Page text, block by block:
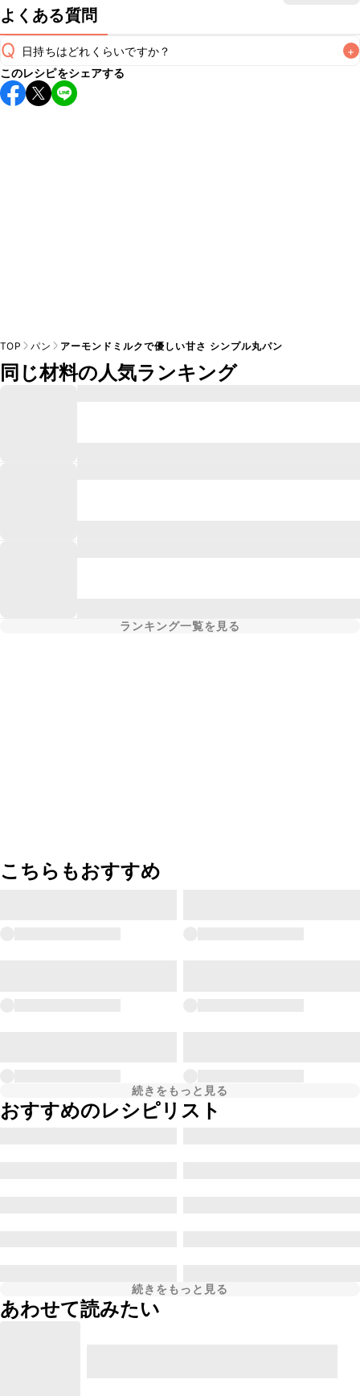
よくある質問
Q 日持ちはどれくらいですか？ +
保存期間は常温で翌日中が目安です。なるべくお早めにお召
し上がりください。
このレシピをシェアする
TOP パン アーモンドミルクで優しい甘さ シンプル丸パン
同じ材料の人気ランキング
ランキング一覧を見る
こちらもおすすめ
続きをもっと見る
おすすめのレシピリスト
続きをもっと見る
あわせて読みたい